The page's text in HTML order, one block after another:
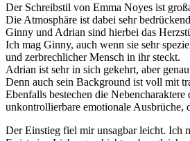
Der Schreibstil von Emma Noyes ist
Die Atmosphäre ist dabei sehr
Ginny und Adrian sind hierbei das
Ich mag Ginny, auch wenn sie sehr
und zerbrechlicher Mensch in ihr steckt.
Adrian ist sehr in sich gekehrt, aber
Denn auch sein Background ist voll mit
Ebenfalls bestechen die
unkontrollierbare emotionale
Der Einstieg fiel mir unsagbar leicht. Ich